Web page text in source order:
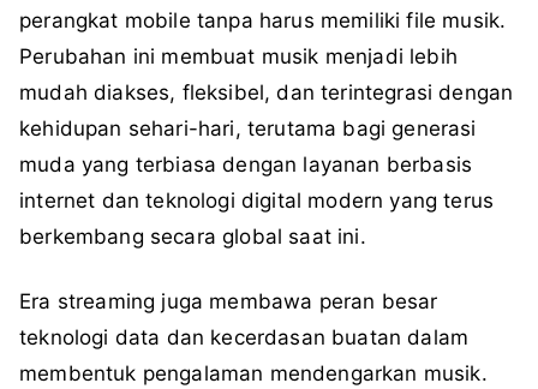
perangkat mobile tanpa harus memiliki file musik.
Perubahan ini membuat musik menjadi lebih
mudah diakses, fleksibel, dan terintegrasi dengan
kehidupan sehari-hari, terutama bagi generasi
muda yang terbiasa dengan layanan berbasis
internet dan teknologi digital modern yang terus
berkembang secara global saat ini.
Era streaming juga membawa peran besar
teknologi data dan kecerdasan buatan dalam
membentuk pengalaman mendengarkan musik.